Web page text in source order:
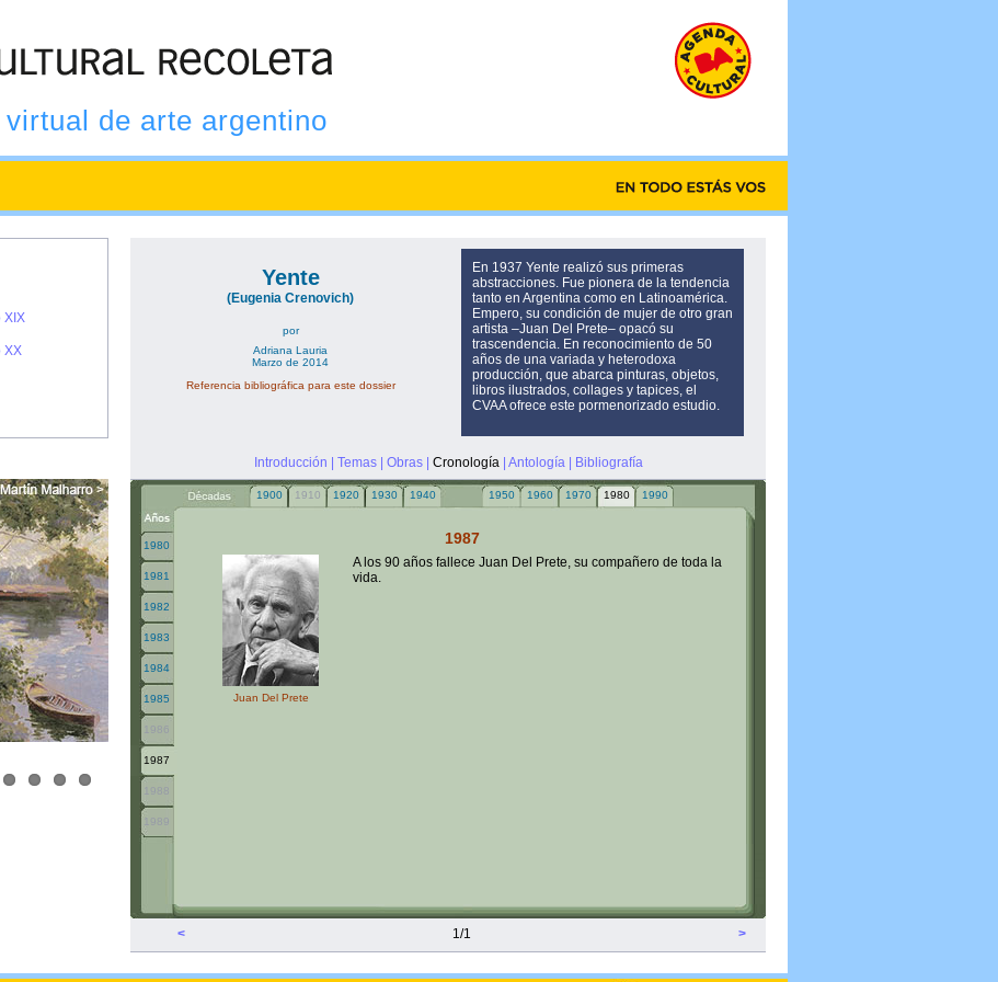
de arte argentino
XIX
XX
Yente
(Eugenia Crenovich)
por
Adriana Lauria
Marzo de 2014
Referencia bibliográfica para este dossier
En 1937 Yente realizó sus primeras
abstracciones. Fue pionera de la tendencia
tanto en Argentina como en Latinoamérica.
Empero, su condición de mujer de otro gran
artista –Juan Del Prete– opacó su
trascendencia. En reconocimiento de 50
años de una variada y heterodoxa
producción, que abarca pinturas, objetos,
libros ilustrados, collages y tapices, el
CVAA ofrece este pormenorizado estudio.
Introducción Temas Obras Cronología Antología Bibliografía
1900 1910 1920 1930 1940 1950 1960 1970 1980 1990
1980
1981
1982
1983
1984
1985
1986
1987
1988
1989
1987
Juan Del Prete
A los 90 años fallece Juan Del Prete, su compañero de toda la
vida.
< 1/1 >